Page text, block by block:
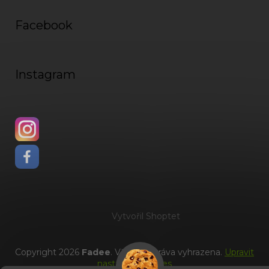
Facebook
Instagram
Vytvořil Shoptet
Copyright 2026 Fadee. Všechna práva vyhrazena. Upravit
nastavení cookies